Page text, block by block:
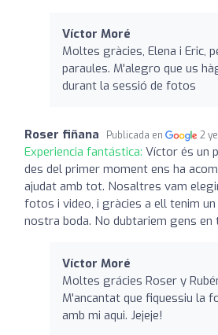
Víctor Moré
Moltes gràcies, Elena i Eric,
paraules. M'alegro que us
durant la sessió de fotos
Roser fiñana Publicada en 2
Experiencia fantástica: Víctor és un
des del primer moment ens ha
ajudat amb tot. Nosaltres vam
fotos i video, i gràcies a ell tenim
nostra boda. No dubtariem gens
Víctor Moré
Moltes grácies Roser y
M'ancantat que fiquessiu la
amb mi aqui. Jejeje!